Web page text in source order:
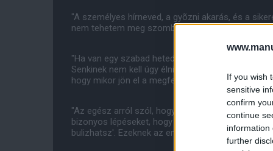
If you wish
sensitive
confirm
continue
information
further
"A személyes hírneved, a gyõzni akarás, és a
nem tehetem meg szombat este, ha kedden vagy
"Ha van egy szabad heted, akkor nincs probléma,
Senkinek nem kell úgy élnie, mint egy
hogy mikor jön el a megfelelõ idõ a bulizásra."
"Az egész arról szól, hogy miként szeretnéd
bizonyos lépéseket, hogy aztán okulhass a
bulizhatsz'. Ezeknek az embereknek maguknak